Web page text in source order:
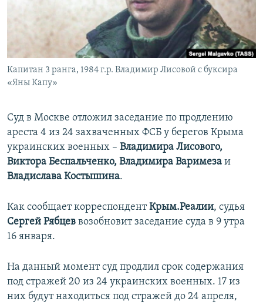
ПОБЕДИТЕЛЕЙ НЕ СУДЯТ?
КРЫМ.НЕПОКОРЕННЫЙ
УКРАИНСКАЯ ПРОБЛЕМА КРЫМА
ПРИСОЕДИНЯЙТЕСЬ!
Все сайты RFE/RL
Капитан 3 ранга, 1984 г.р. Владимир Лисовой c буксира
«Яны Капу»
Суд в Москве отложил заседание по продлению
ареста 4 из 24 захваченных ФСБ у берегов Крыма
украинских военных – Владимира Лисового,
Виктора Беспальченко, Владимира Варимеза и
Владислава Костышина.
Как сообщает корреспондентКрым.Реалии, судья
Сергей Рябцев возобновит заседание суда в 9 утра
16 января.
На данный момент суд продлил срок содержания
под стражей 20 из 24 украинских военных.​ 17 из
них будут находиться под стражей до 24 апреля,